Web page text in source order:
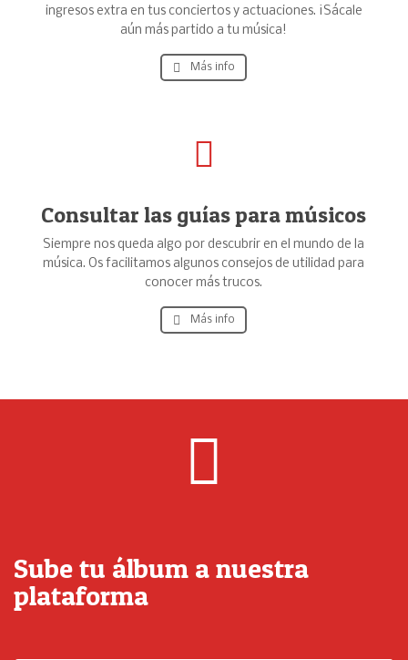
ingresos extra en tus conciertos y actuaciones. ¡Sácale
aún más partido a tu música!
Más info
Consultar las guías para músicos
Siempre nos queda algo por descubrir en el mundo de la
música. Os facilitamos algunos consejos de utilidad para
conocer más trucos.
Más info
Sube tu álbum a nuestra
plataforma